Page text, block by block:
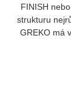
FINISH
strukturu
GREKO má